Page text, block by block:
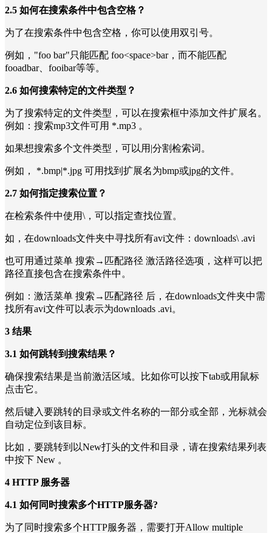
2.5 如何在搜索条件中包含空格？
为了在搜索条件中包含空格，你可以使用双引号。
例如，"foo bar"只能匹配 foo<space>bar，而不能匹配
fooadbar、fooibar等等。
2.6 如何搜索特定的文件类型？
为了搜索特定的文件类型，可以在搜索框中添加文件扩展名。
例如：搜索mp3文件可用 *.mp3 。
如果想搜索多个文件类型，可以用|分割检索词。
例如， *.bmp|*.jpg 可用找到扩展名为bmp或jpg的文件。
2.7 如何指定搜索位置？
在检索条件中使用\，可以指定查找位置。
如，在downloads文件夹中寻找所有avi文件：downloads\ .avi
也可用通过菜单 搜索→匹配路径 激活路径选项，这样可以把
路径直接包含在搜索条件中。
例如：激活菜单 搜索→匹配路径 后，在downloads文件夹中需
找所有avi文件可以表示为downloads .avi。
3 结果
3.1 如何跳转到搜索结果？
确保搜索结果是当前激活区域。比如你可以按下tab或用鼠标
点击它。
然后键入要跳转的目录或文件名称的一部分或全部，光标就会
自动定位到该目标。
比如，要跳转到以New打头的文件和目录，请在搜索结果列表
中按下 New 。
4 HTTP 服务器
4.1 如何同时搜索多个HTTP服务器?
为了同时搜索多个HTTP服务器，需要打开Allow multiple